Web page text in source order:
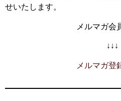
せいたします。
メルマガ会
↓↓↓
メルマガ登